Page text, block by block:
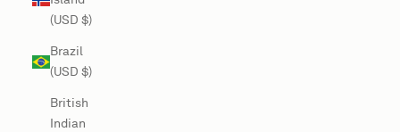
(USD $)
Brazil
(USD $)
British
Indian